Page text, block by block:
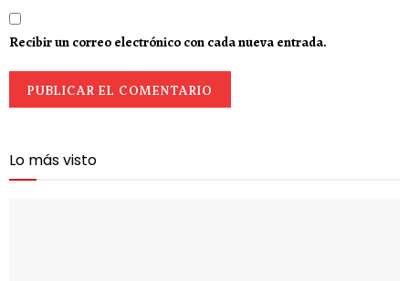
Recibir un correo electrónico con cada nueva entrada.
Lo más visto